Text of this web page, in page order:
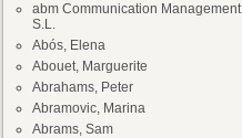
abm Communication Management
S.L.
Abós, Elena
Abouet, Marguerite
Abrahams, Peter
Abramovic, Marina
Abrams, Sam